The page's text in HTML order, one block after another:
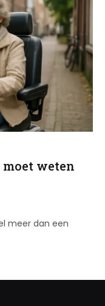
weten
meer dan een